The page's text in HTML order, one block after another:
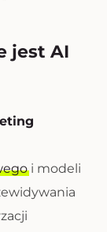
jest AI
i modeli